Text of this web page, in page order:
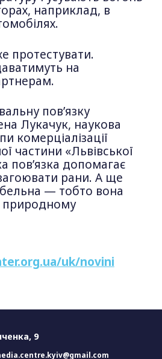
наприклад, в
протестувати.
на
пов’язку
Лукачук, наукова
комерціалізації
частини «Львівської
пов’язка допомагає
рани. А ще
— тобто вона
uk/novini
9